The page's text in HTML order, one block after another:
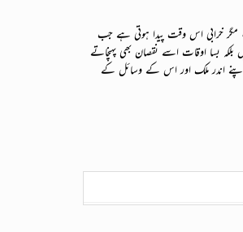
مگر خرابی اس وقت پیدا ہوتی ہے جب
بسا اوقات اسے نقصان بھی پہنچاتے
اندر ملک اور اس کے وسائل کے